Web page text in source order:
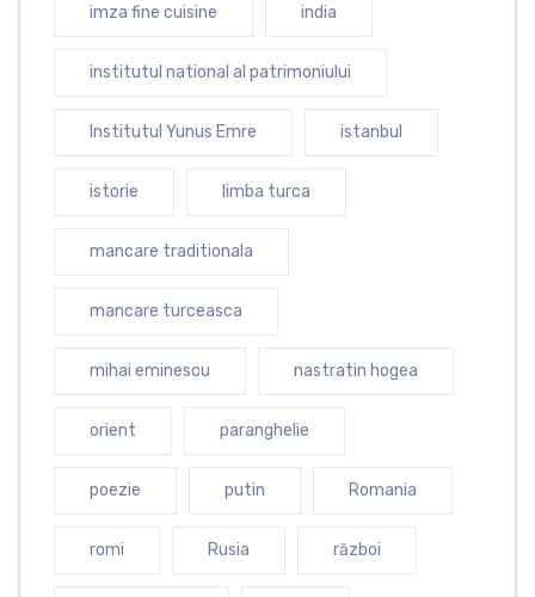
imza fine cuisine india
institutul national al patrimoniului
Institutul Yunus Emre istanbul
istorie limba turca
mancare traditionala
mancare turceasca
mihai eminescu nastratin hogea
orient paranghelie
poezie putin Romania
romi Rusia război